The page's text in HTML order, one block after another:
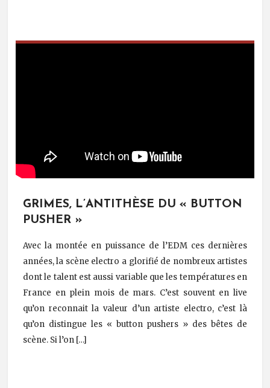
GRIMES, L’ANTITHÈSE DU « BUTTON
PUSHER »
Avec la montée en puissance de l’EDM ces dernières
années, la scène electro a glorifié de nombreux artistes
dont le talent est aussi variable que les températures en
France en plein mois de mars. C’est souvent en live
qu’on reconnait la valeur d’un artiste electro, c’est là
qu’on distingue les « button pushers » des bêtes de
scène. Si l’on […]